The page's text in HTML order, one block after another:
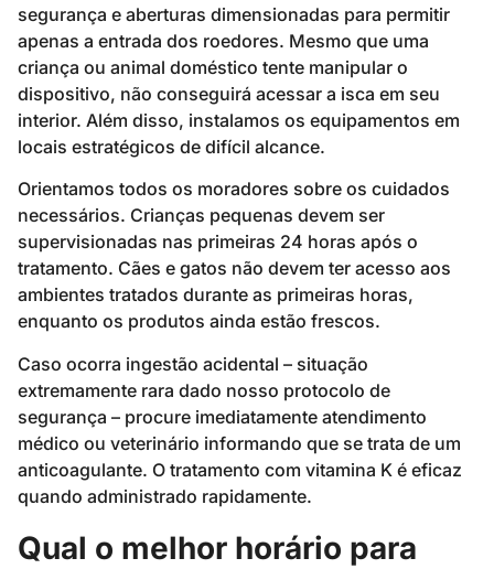
segurança e aberturas dimensionadas para permitir
apenas a entrada dos roedores. Mesmo que uma
criança ou animal doméstico tente manipular o
dispositivo, não conseguirá acessar a isca em seu
interior. Além disso, instalamos os equipamentos em
locais estratégicos de difícil alcance.
Orientamos todos os moradores sobre os cuidados
necessários. Crianças pequenas devem ser
supervisionadas nas primeiras 24 horas após o
tratamento. Cães e gatos não devem ter acesso aos
ambientes tratados durante as primeiras horas,
enquanto os produtos ainda estão frescos.
Caso ocorra ingestão acidental – situação
extremamente rara dado nosso protocolo de
segurança – procure imediatamente atendimento
médico ou veterinário informando que se trata de um
anticoagulante. O tratamento com vitamina K é eficaz
quando administrado rapidamente.
Qual o melhor horário para